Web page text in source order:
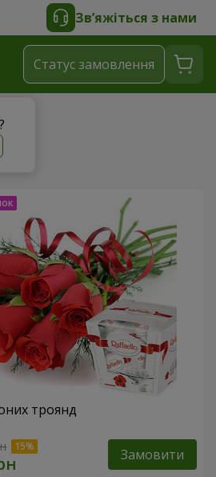
Зв’яжіться з нами
?
Статус замовлення
троянд
Замовити